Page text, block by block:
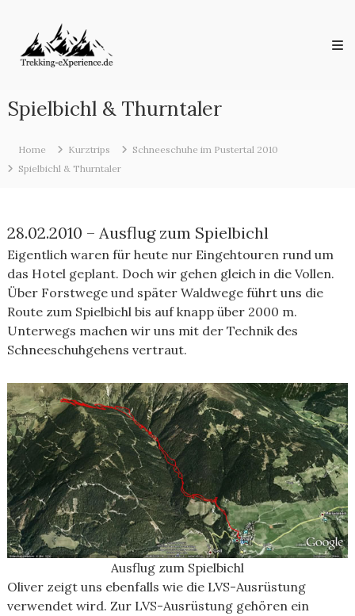
content
eXperience.de
Reiseberichte
aus
Welt
Spielbichl & Thurntaler
Home Kurztrips
Schneeschuhe im Pustertal 2010
Spielbichl & Thurntaler
28.02.2010 – Ausflug zum Spielbichl
Eigentlich waren für heute nur Eingehtouren rund um
das Hotel geplant. Doch wir gehen gleich in die Vollen.
Über Forstwege und später Waldwege führt uns die
Route zum Spielbichl bis auf knapp über 2000 m.
Unterwegs machen wir uns mit der Technik des
Schneeschuhgehens vertraut.
Ausflug zum Spielbichl
Oliver zeigt uns ebenfalls wie die LVS-Ausrüstung
verwendet wird. Zur LVS-Ausrüstung gehören ein